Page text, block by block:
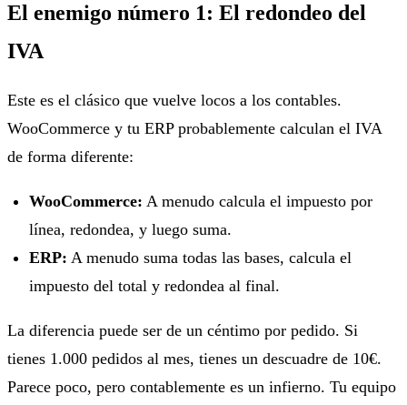
El enemigo número 1: El redondeo del
IVA
Este es el clásico que vuelve locos a los contables.
WooCommerce y tu ERP probablemente calculan el IVA
de forma diferente:
WooCommerce: A menudo calcula el impuesto por
línea, redondea, y luego suma.
ERP: A menudo suma todas las bases, calcula el
impuesto del total y redondea al final.
La diferencia puede ser de un céntimo por pedido. Si
tienes 1.000 pedidos al mes, tienes un descuadre de 10€.
Parece poco, pero contablemente es un infierno. Tu equipo